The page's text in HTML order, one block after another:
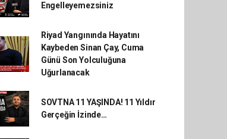
Engelleyemezsiniz
Riyad Yangınında Hayatını
Kaybeden Sinan Çay, Cuma
Günü Son Yolculuğuna
Uğurlanacak
SOVTNA 11 YAŞINDA! 11 Yıldır
Gerçeğin İzinde…